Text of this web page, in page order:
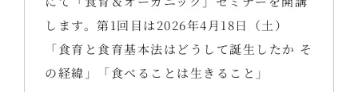
します。第1回目は2026年4月18日（土）
「食育と食育基本法はどうして誕生したか そ
の経緯」「食べることは生きること」